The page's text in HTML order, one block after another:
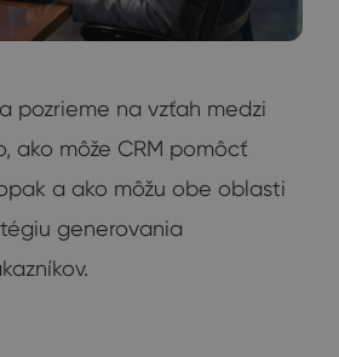
pozrieme na vzťah medzi
ako môže CRM pomôcť
a ako môžu obe oblasti
generovania